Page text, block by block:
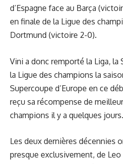
d’Espagne face au Barça
en finale de la Ligue des
Dortmund (victoire 2-0).
Vini a donc remporté la Liga, la
la Ligue des champions la
Supercoupe d’Europe en ce
reçu sa récompense de
champions il y a quelques
Les deux dernières décennies
presque exclusivement, de